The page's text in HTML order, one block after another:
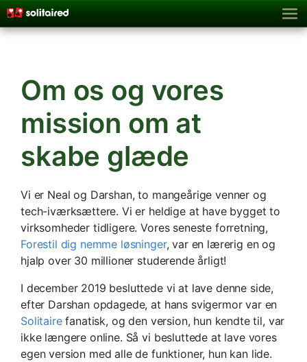
Om os og vores
mission om at
skabe glæde
Vi er Neal og Darshan, to mangeårige venner og
tech-iværksættere. Vi er heldige at have bygget to
virksomheder tidligere. Vores seneste forretning,
Forestil dig nemme løsninger, var en lærerig en og
hjalp over 30 millioner studerende årligt!
I december 2019 besluttede vi at lave denne side,
efter Darshan opdagede, at hans svigermor var en
Solitairefanatisk, og den version, hun kendte til, var
ikke længere online. Så vi besluttede at lave vores
egen version med alle de funktioner, hun kan lide.